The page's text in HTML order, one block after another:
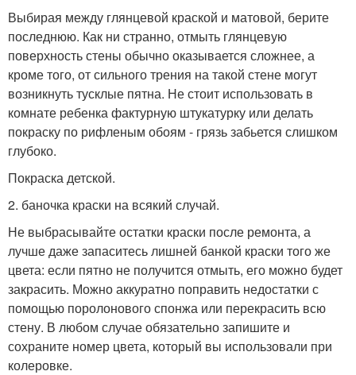
Выбирая между глянцевой краской и матовой, берите
последнюю. Как ни странно, отмыть глянцевую
поверхность стены обычно оказывается сложнее, а
кроме того, от сильного трения на такой стене могут
возникнуть тусклые пятна. Не стоит использовать в
комнате ребенка фактурную штукатурку или делать
покраску по рифленым обоям - грязь забьется слишком
глубоко.
Покраска детской.
2. баночка краски на всякий случай.
Не выбрасывайте остатки краски после ремонта, а
лучше даже запаситесь лишней банкой краски того же
цвета: если пятно не получится отмыть, его можно будет
закрасить. Можно аккуратно поправить недостатки с
помощью поролонового спонжа или перекрасить всю
стену. В любом случае обязательно запишите и
сохраните номер цвета, который вы использовали при
колеровке.